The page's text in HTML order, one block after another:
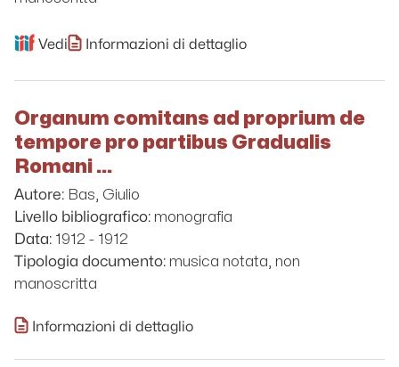
Vedi Informazioni di dettaglio
Organum comitans ad proprium de
tempore pro partibus Gradualis
Romani ...
Autore: Bas, Giulio
Livello bibliografico: monografia
Data: 1912 - 1912
Tipologia documento: musica notata, non
manoscritta
Informazioni di dettaglio